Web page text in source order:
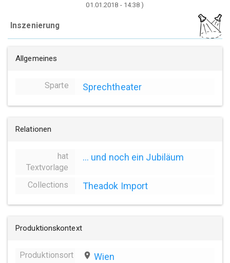
01.01.2018 - 14:38 )
Inszenierung
Allgemeines
Sparte Sprechtheater
Relationen
hat
Textvorlage
... und noch ein Jubiläum
Collections Theadok Import
Produktionskontext
Produktionsort place Wien